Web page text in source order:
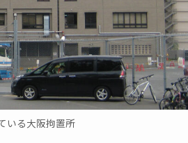
いる大阪拘置所